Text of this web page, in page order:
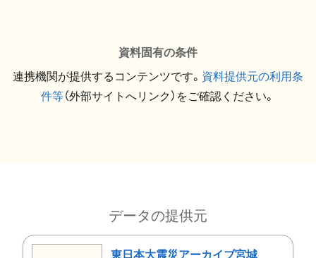
資料固有の条件
連携機関が提供するコンテンツです。 資料提供元の利用条
件等（外部サイトへリンク）をご確認ください。
データの提供元
東日本大震災アーカイブ宮城